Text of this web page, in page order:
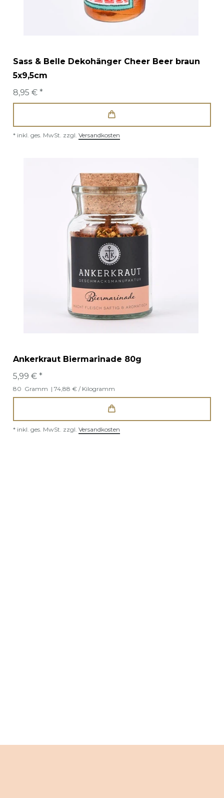
Sass & Belle Dekohänger Cheer Beer braun
5x9,5cm
8,95 € *
* inkl. ges. MwSt. zzgl. Versandkosten
Ankerkraut Biermarinade 80g
5,99 € *
80 Gramm | 74,88 € / Kilogramm
* inkl. ges. MwSt. zzgl. Versandkosten